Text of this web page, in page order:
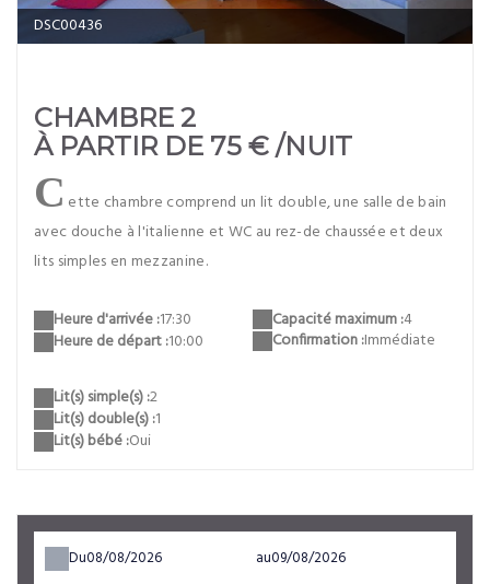
DSC00436
CHAMBRE 2
À PARTIR DE 75 € /NUIT
C ette chambre comprend un lit double, une salle de bain
avec douche à l'italienne et WC au rez-de chaussée et deux
lits simples en mezzanine.
Heure d'arrivée :17:30
Heure de départ :10:00
Capacité maximum :4
Confirmation :Immédiate
Lit(s) simple(s) :2
Lit(s) double(s) :1
Lit(s) bébé :Oui
Du au